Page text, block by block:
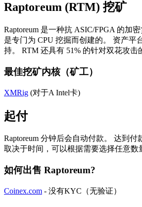
Raptoreum (RTM) 挖矿
Raptoreum 是一种抗 ASIC/FPGA 的加
是专门为 CPU 挖掘而创建的。 资产平
持。 RTM 还具有 51% 的针对双花攻击
最佳挖矿内核（矿工）
XMRig (对于A Intel卡)
起付
Raptoreum 分钟后会自动付款。 达到付
取决于时间，可以根据需要选择任意数
如何出售 Raptoreum?
Coinex.com - 没有KYC（无验证）